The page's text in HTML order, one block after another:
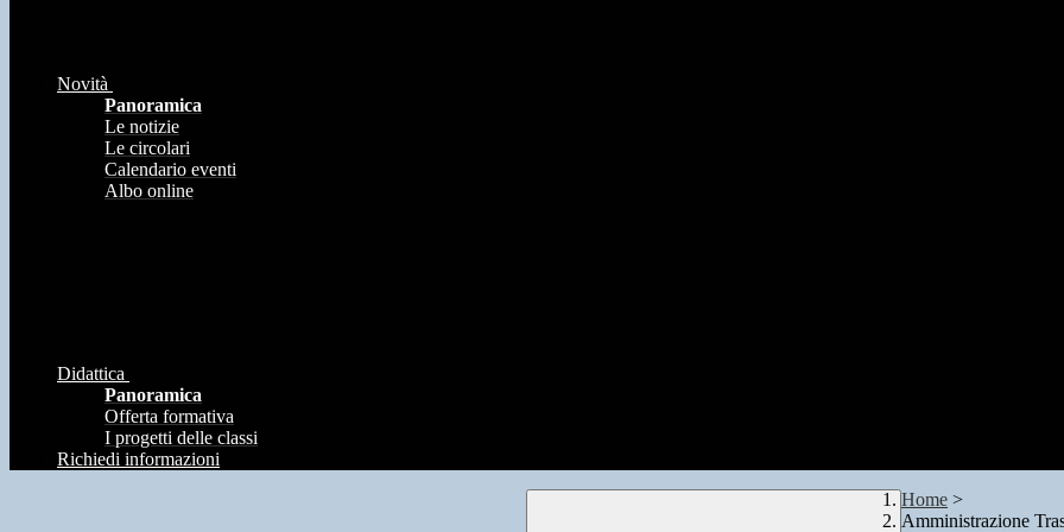
Novità
Panoramica
Le notizie
Le circolari
Calendario eventi
Albo online
Didattica
Panoramica
Offerta formativa
I progetti delle classi
Richiedi informazioni
Home >
Amministrazione